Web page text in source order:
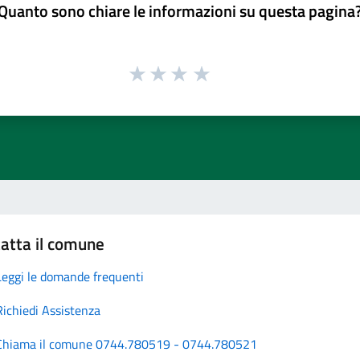
sono chiare le informazioni su questa
il comune
le domande frequenti
Assistenza
il comune 0744.780519 - 0744.780521